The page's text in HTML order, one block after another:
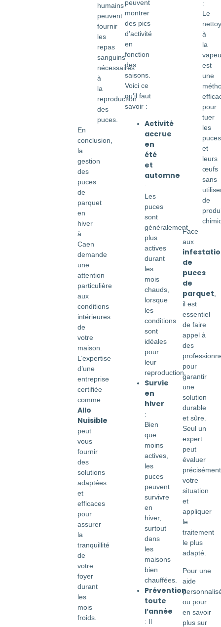
humains
peuvent
fournir
les
repas
sanguins
nécessaires
à
la
reproduction
des
puces.
En
conclusion,
la
gestion
des
puces
de
parquet
en
hiver
à
Caen
demande
une
attention
particulière
aux
conditions
intérieures
de
votre
maison.
L’expertise
d’une
entreprise
certifiée
comme
Allo
Nuisible
peut
vous
fournir
des
solutions
adaptées
et
efficaces
pour
assurer
la
tranquillité
de
votre
foyer
durant
les
mois
froids.
peuvent
montrer
des pics
d’activité
en
fonction
des
saisons.
Voici ce
qu’il faut
savoir :
Activité
accrue
en
été
et
automne
:
Les
puces
sont
généralement
plus
actives
durant
les
mois
chauds,
lorsque
les
conditions
sont
idéales
pour
leur
reproduction.
Survie
en
hiver
:
Bien
que
moins
actives,
les
puces
peuvent
survivre
en
hiver,
surtout
dans
les
maisons
bien
chauffées.
Prévention
toute
l’année
: Il
:
Le
à
la
est
une
pour
tuer
les
puces
et
leurs
œufs
sans
de
Face
aux
de
puces
de
parquet,
il est
essentiel
de faire
appel à
des
pour
garantir
une
solution
durable
et sûre.
Seul un
expert
peut
évaluer
précisément
votre
situation
et
appliquer
le
traitement
le plus
adapté.
Pour une
aide
ou pour
en savoir
plus sur